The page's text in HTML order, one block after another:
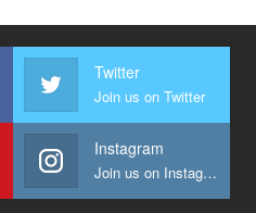
Twitter
Join us on Twitter
Instagram
Join us on Instagram